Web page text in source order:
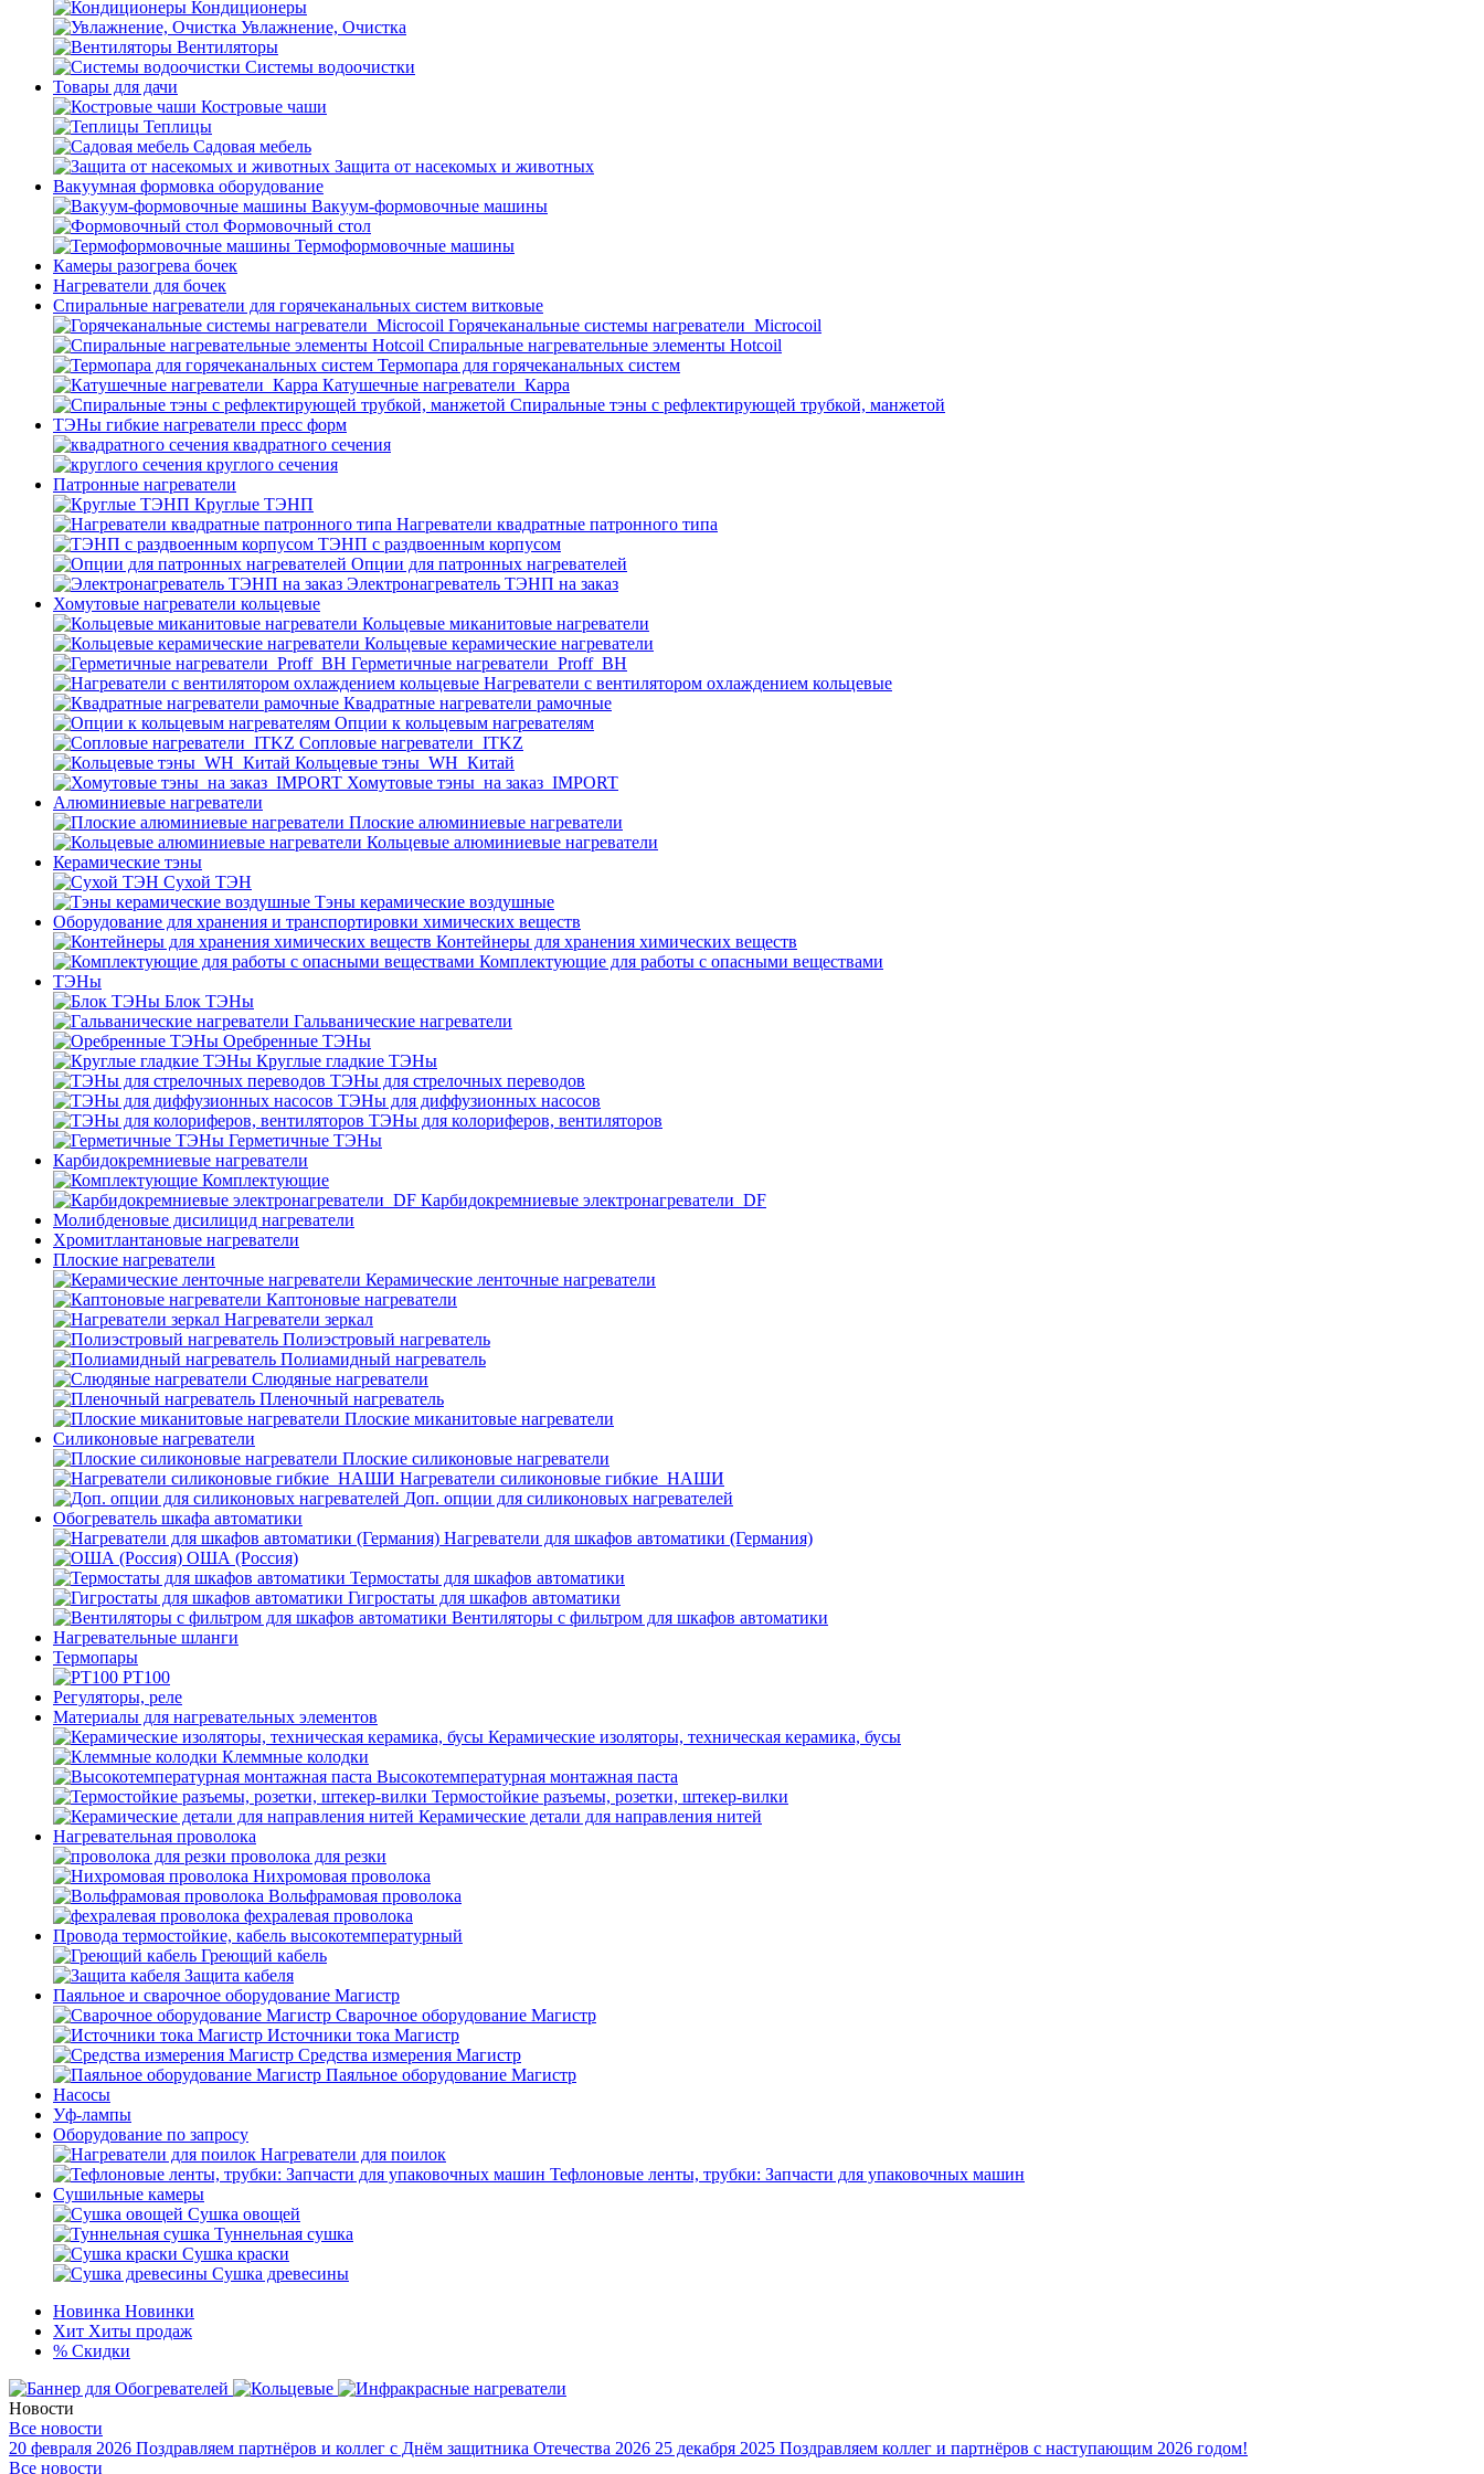
Кондиционеры
Увлажнение, Очистка
Вентиляторы
Системы водоочистки
Товары для дачи
Костровые чаши
Теплицы
Садовая мебель
Защита от насекомых и животных
Вакуумная формовка оборудование
Вакуум-формовочные машины
Формовочный стол
Термоформовочные машины
Камеры разогрева бочек
Нагреватели для бочек
Спиральные нагреватели для горячеканальных систем витковые
Горячеканальные системы нагреватели_Microcoil
Спиральные нагревательные элементы Hotcoil
Термопара для горячеканальных систем
Катушечные нагреватели_Карра
Спиральные тэны с рефлектирующей трубкой, манжетой
ТЭНы гибкие нагреватели пресс форм
квадратного сечения
круглого сечения
Патронные нагреватели
Круглые ТЭНП
Нагреватели квадратные патронного типа
ТЭНП с раздвоенным корпусом
Опции для патронных нагревателей
Электронагреватель ТЭНП на заказ
Хомутовые нагреватели кольцевые
Кольцевые миканитовые нагреватели
Кольцевые керамические нагреватели
Герметичные нагреватели_Proff_BH
Нагреватели с вентилятором охлаждением кольцевые
Квадратные нагреватели рамочные
Опции к кольцевым нагревателям
Cопловые нагреватели_ITKZ
Кольцевые тэны_WH_Китай
Хомутовые тэны_на заказ_IMPORT
Алюминиевые нагреватели
Плоские алюминиевые нагреватели
Кольцевые алюминиевые нагреватели
Керамические тэны
Сухой ТЭН
Тэны керамические воздушные
Оборудование для хранения и транспортировки химических веществ
Контейнеры для хранения химических веществ
Комплектующие для работы с опасными веществами
ТЭНы
Блок ТЭНы
Гальванические нагреватели
Оребренные ТЭНы
Круглые гладкие ТЭНы
ТЭНы для стрелочных переводов
ТЭНы для диффузионных насосов
ТЭНы для колориферов, вентиляторов
Герметичные ТЭНы
Карбидокремниевые нагреватели
Комплектующие
Карбидокремниевые электронагреватели_DF
Молибденовые дисилицид нагреватели
Хромитлантановые нагреватели
Плоские нагреватели
Керамические ленточные нагреватели
Каптоновые нагреватели
Нагреватели зеркал
Полиэстровый нагреватель
Полиамидный нагреватель
Слюдяные нагреватели
Пленочный нагреватель
Плоские миканитовые нагреватели
Силиконовые нагреватели
Плоские силиконовые нагреватели
Нагреватели силиконовые гибкие_НАШИ
Доп. опции для силиконовых нагревателей
Обогреватель шкафа автоматики
Нагреватели для шкафов автоматики (Германия)
ОША (Россия)
Термостаты для шкафов автоматики
Гигростаты для шкафов автоматики
Вентиляторы с фильтром для шкафов автоматики
Нагревательные шланги
Термопары
PT100
Регуляторы, реле
Материалы для нагревательных элементов
Керамические изоляторы, техническая керамика, бусы
Клеммные колодки
Высокотемпературная монтажная паста
Термостойкие разъемы, розетки, штекер-вилки
Керамические детали для направления нитей
Нагревательная проволока
проволока для резки
Нихромовая проволока
Вольфрамовая проволока
фехралевая проволока
Провода термостойкие, кабель высокотемпературный
Греющий кабель
Защита кабеля
Паяльное и сварочное оборудование Магистр
Сварочное оборудование Магистр
Источники тока Магистр
Средства измерения Магистр
Паяльное оборудование Магистр
Насосы
Уф-лампы
Оборудование по запросу
Нагреватели для поилок
Тефлоновые ленты, трубки: Запчасти для упаковочных машин
Сушильные камеры
Сушка овощей
Туннельная сушка
Сушка краски
Сушка древесины
Новинка Новинки
Хит Хиты продаж
% Скидки
Новости
Все новости
20 февраля 2026 Поздравляем партнёров и коллег с Днём защитника Отечества 2026 25 декабря 2025 Поздравляем коллег и партнёров с наступающим 2026 годом!
Все новости